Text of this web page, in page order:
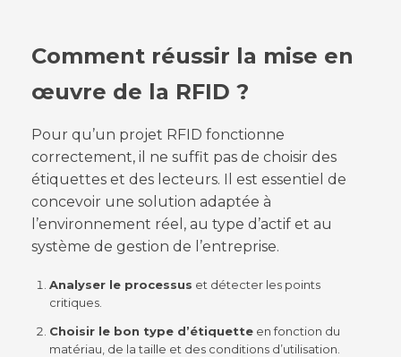
Comment réussir la mise en
œuvre de la RFID ?
Pour qu’un projet RFID fonctionne
correctement, il ne suffit pas de choisir des
étiquettes et des lecteurs. Il est essentiel de
concevoir une solution adaptée à
l’environnement réel, au type d’actif et au
système de gestion de l’entreprise.
Analyser le processus et détecter les points
critiques.
Choisir le bon type d’étiquette en fonction du
matériau, de la taille et des conditions d’utilisation.